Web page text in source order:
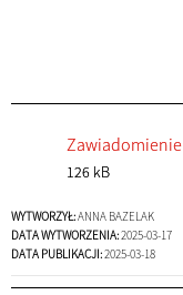
Zawiadomienie
126 kB
WYTWORZYŁ:ANNA BAZELAK
DATA WYTWORZENIA:2025-03-17
DATA PUBLIKACJI:2025-03-18